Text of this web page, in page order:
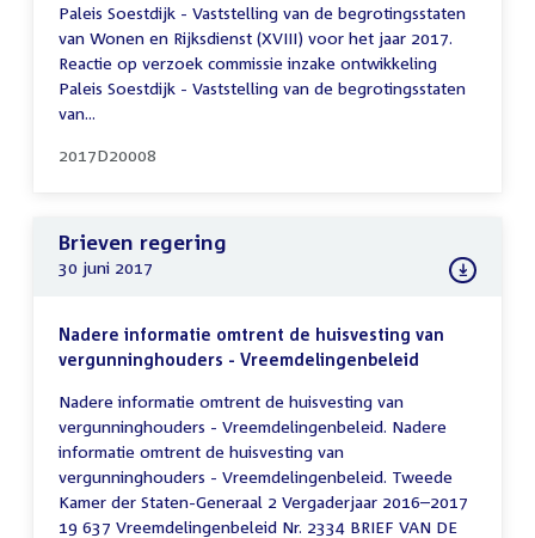
Paleis Soestdijk - Vaststelling van de begrotingsstaten
van Wonen en Rijksdienst (XVIII) voor het jaar 2017.
Reactie op verzoek commissie inzake ontwikkeling
Paleis Soestdijk - Vaststelling van de begrotingsstaten
van...
2017D20008
Brieven regering
30 juni 2017
Nadere informatie omtrent de huisvesting van
vergunninghouders - Vreemdelingenbeleid
Nadere informatie omtrent de huisvesting van
vergunninghouders - Vreemdelingenbeleid. Nadere
informatie omtrent de huisvesting van
vergunninghouders - Vreemdelingenbeleid. Tweede
Kamer der Staten-Generaal 2 Vergaderjaar 2016–2017
19 637 Vreemdelingenbeleid Nr. 2334 BRIEF VAN DE